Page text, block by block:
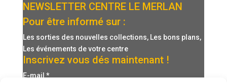
NEWSLETTER CENTRE LE MERLAN
Pour être informé sur :
Les sorties des nouvelles collections, Les bons plans,
Les événements de votre centre
Inscrivez vous dés maintenant !
E-mail *